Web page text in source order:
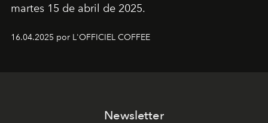
martes 15 de abril de 2025.
16.04.2025 por L'OFFICIEL COFFEE
Newsletter